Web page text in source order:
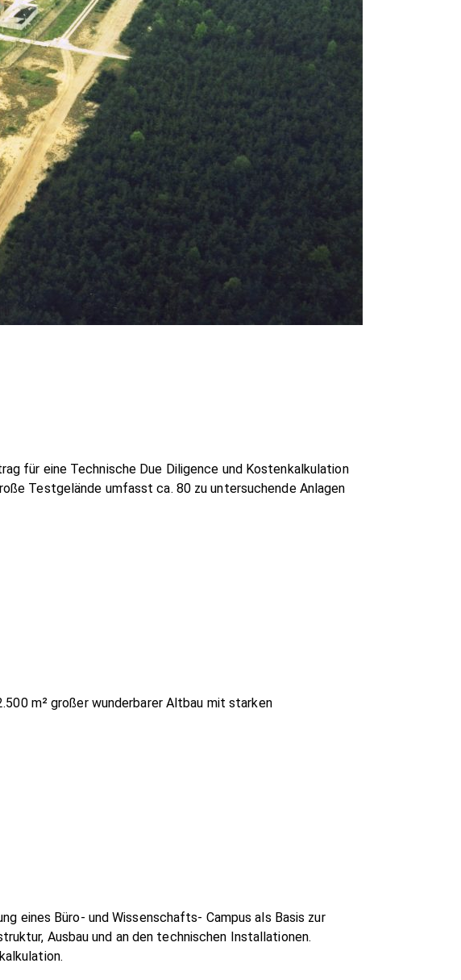
für eine Technische Due Diligence und Kostenkalkulation
Testgelände umfasst ca. 80 zu untersuchende Anlagen
m² großer wunderbarer Altbau mit starken
eines Büro- und Wissenschafts- Campus als Basis zur
Ausbau und an den technischen Installationen.